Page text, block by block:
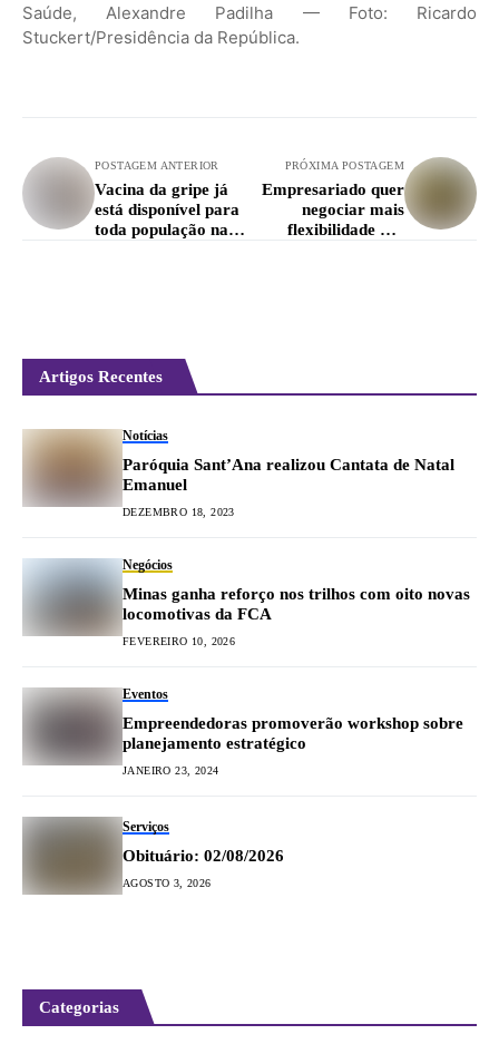
Saúde, Alexandre Padilha — Foto: Ricardo
Stuckert/Presidência da República.
POSTAGEM ANTERIOR
Vacina da gripe já
está disponível para
toda população na
PRÓXIMA POSTAGEM
Empresariado quer
negociar mais
flexibilidade nas
Artigos Recentes
Notícias
Paróquia Sant’Ana realizou Cantata de Natal
Emanuel
DEZEMBRO 18, 2023
Negócios
Minas ganha reforço nos trilhos com oito novas
locomotivas da FCA
FEVEREIRO 10, 2026
Eventos
Empreendedoras promoverão workshop sobre
JANEIRO 23, 2024
Serviços
Obituário: 02/08/2026
AGOSTO 3, 2026
Categorias